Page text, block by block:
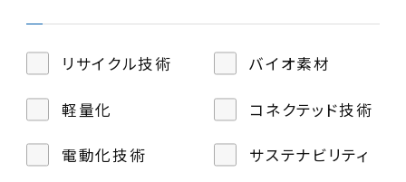
リサイクル技術 バイオ素材
軽量化 コネクテッド技術
電動化技術 サステナビリティ